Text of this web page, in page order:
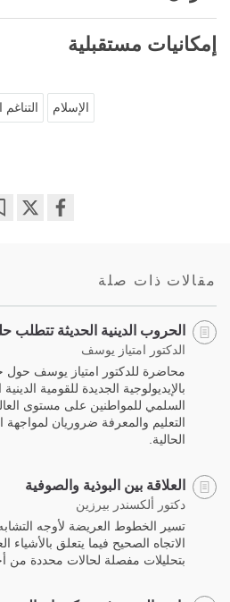
إمكانيات مستقبلية
الإسلام التناغم
مقالات ذات صلة
الحروب الدينية الحديثة تتطلب
الدكتور امتياز يوسف
محاضرة للدكتور امتياز يوسف حول
بالإيديولوجية الجديدة للقومية
السلمي للمواطنين على مستوى
التعليم والمعرفة ضروريان
الحالية.
العلاقة بين البوذية والصوفية
دكتور ألكسندر بيرزين
تسير الخطوط العريضة لأوجه
الاتجاه الصحيح فيما يتعلق بالأشياء
بتحليلات مفصلة لحالات محددة من